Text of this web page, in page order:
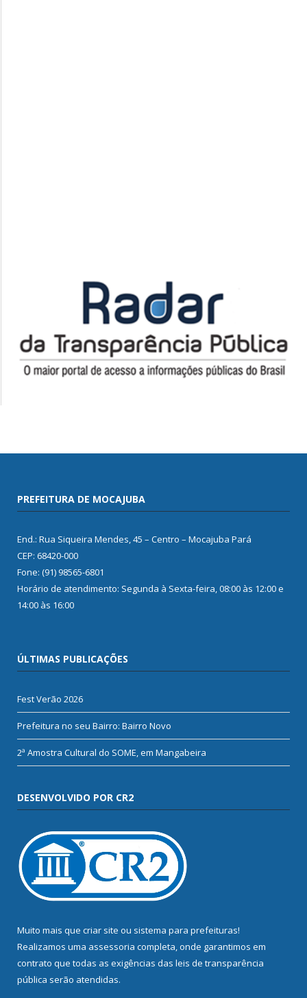
PREFEITURA DE MOCAJUBA
End.: Rua Siqueira Mendes, 45 – Centro – Mocajuba Pará
CEP: 68420-000
Fone: (91) 98565-6801
Horário de atendimento: Segunda à Sexta-feira, 08:00 às 12:00 e
14:00 às 16:00
ÚLTIMAS PUBLICAÇÕES
Fest Verão 2026
Prefeitura no seu Bairro: Bairro Novo
2ª Amostra Cultural do SOME, em Mangabeira
DESENVOLVIDO POR CR2
Muito mais que criar site ou sistema para prefeituras!
Realizamos uma assessoria completa, onde garantimos em
contrato que todas as exigências das leis de transparência
pública serão atendidas.